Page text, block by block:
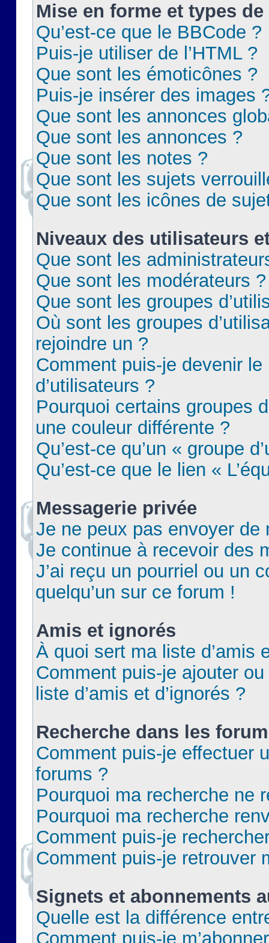
Mise en forme et types
Qu’est-ce que le BBCode ?
Puis-je utiliser de l’HTML ?
Que sont les émoticônes ?
Puis-je insérer des images
Que sont les annonces
Que sont les annonces ?
Que sont les notes ?
Que sont les sujets
Que sont les icônes de
Niveaux des utilisateurs
Que sont les
Que sont les modérateurs ?
Que sont les groupes
Où sont les groupes
rejoindre un ?
Comment puis-je devenir le
d’utilisateurs ?
Pourquoi certains groupes
une couleur différente ?
Qu’est-ce qu’un « groupe
Qu’est-ce que le lien «
Messagerie privée
Je ne peux pas envoyer de
Je continue à recevoir des
J’ai reçu un pourriel ou un
quelqu’un sur ce forum !
Amis et ignorés
À quoi sert ma liste d’amis
Comment puis-je ajouter
liste d’amis et d’ignorés ?
Recherche dans les
Comment puis-je effectuer
forums ?
Pourquoi ma recherche ne
Pourquoi ma recherche
Comment puis-je
Comment puis-je retrouver
Signets et abonnements
Quelle est la différence
Comment puis-je